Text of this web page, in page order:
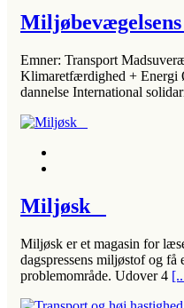
Emner: Transport
Klimaretfærdighed +
dannelse International
Miljøsk
Miljøsk er et magasin for
dagspressens miljøstof og
problemområde. Udover 4